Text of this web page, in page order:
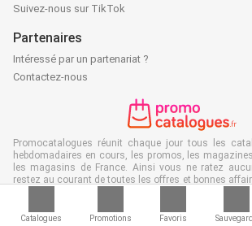
Catalogues Promotions Favoris
Suivez-nous sur TikTok
Partenaires
Intéressé par un partenariat ?
Contactez-nous
Promocatalogues réunit chaque jour tous les
hebdomadaires en cours, les promos, les
les magasins de France. Ainsi vous ne ratez
restez au courant de toutes les offres et bonnes
offres du catalogue et vous pouvez aussi
offres spéciales ou remises lors des périodes de
des magasins de votre région. Notre site est souvent